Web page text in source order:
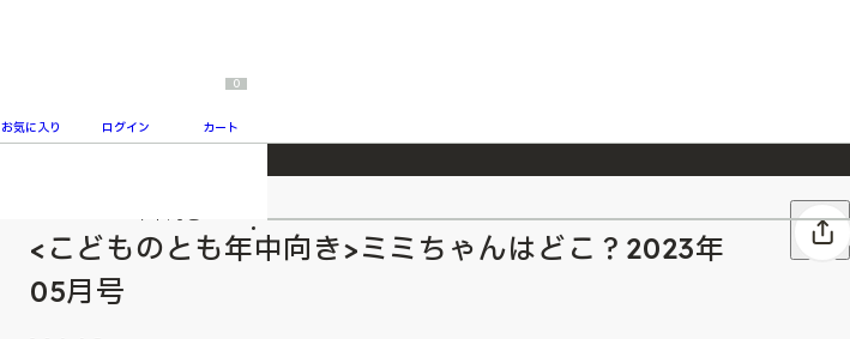
2026/7/23 『ONE PIECE magazine 021 ONE PIECEカード付き同梱版』発売延期のご案内
お気に入り ログイン
0
カート
<こどものとも年中向き>ミミちゃんはどこ？2023年
05月号